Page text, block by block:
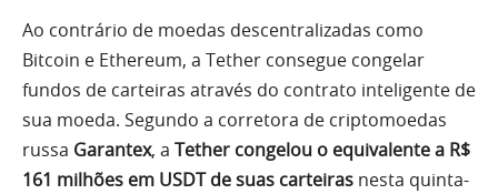
Ao contrário de moedas descentralizadas como
Bitcoin e Ethereum, a Tether consegue congelar
fundos de carteiras através do contrato inteligente de
sua moeda. Segundo a corretora de criptomoedas
russa Garantex, a Tether congelou o equivalente a R$
161 milhões em USDT de suas carteiras nesta quinta-